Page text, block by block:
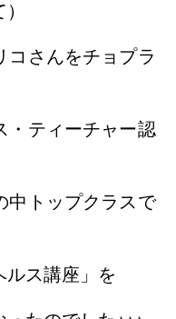
コさんをチョプラ
・ティーチャー認
中トップクラスで
ルス講座」を